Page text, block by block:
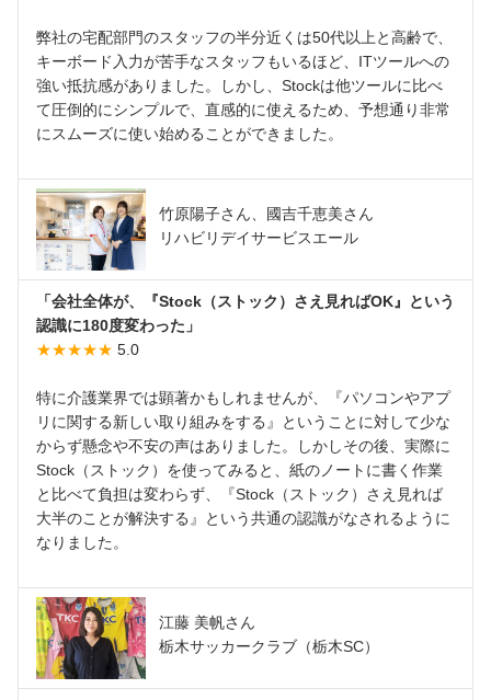
弊社の宅配部門のスタッフの半分近くは50代以上と高齢で、
キーボード入力が苦手なスタッフもいるほど、ITツールへの
強い抵抗感がありました。しかし、Stockは他ツールに比べ
て圧倒的にシンプルで、直感的に使えるため、予想通り非常
にスムーズに使い始めることができました。
竹原陽子さん、國吉千恵美さん
リハビリデイサービスエール
「会社全体が、『Stock（ストック）さえ見ればOK』という
認識に180度変わった」
★★★★★ 5.0
特に介護業界では顕著かもしれませんが、『パソコンやアプ
リに関する新しい取り組みをする』ということに対して少な
からず懸念や不安の声はありました。しかしその後、実際に
Stock（ストック）を使ってみると、紙のノートに書く作業
と比べて負担は変わらず、『Stock（ストック）さえ見れば
大半のことが解決する』という共通の認識がなされるように
なりました。
江藤 美帆さん
栃木サッカークラブ（栃木SC）